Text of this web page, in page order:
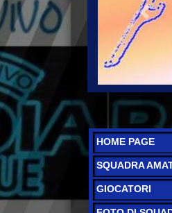
HOME PAGE
SQUADRA AMATORI
GIOCATORI
FOTO DI SQUADRA
CAMPIONATO
AMATORI